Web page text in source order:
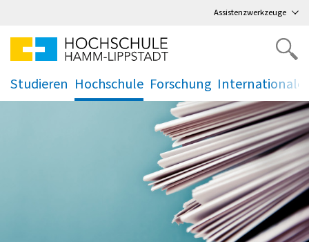
Assistenzwerkzeuge
Studieren
.
Hochschule
.
Forschung
. .